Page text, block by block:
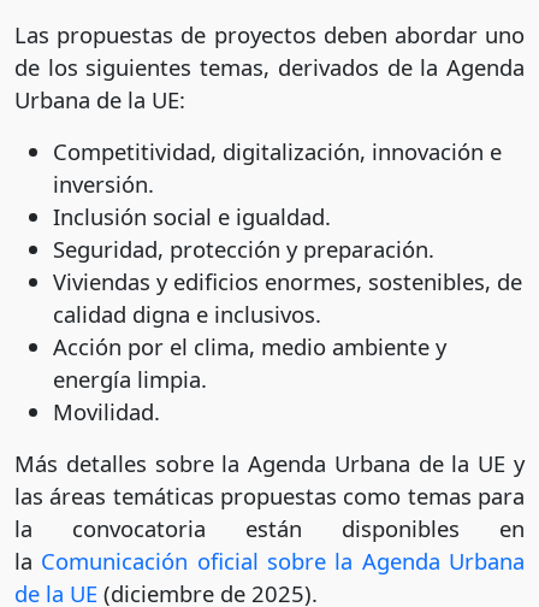
Las propuestas de proyectos deben abordar uno
de los siguientes temas, derivados de la Agenda
Urbana de la UE:
Competitividad, digitalización, innovación e
inversión.
Inclusión social e igualdad.
Seguridad, protección y preparación.
Viviendas y edificios enormes, sostenibles, de
calidad digna e inclusivos.
Acción por el clima, medio ambiente y
energía limpia.
Movilidad.
Más detalles sobre la Agenda Urbana de la UE y
las áreas temáticas propuestas como temas para
la convocatoria están disponibles en
la Comunicación oficial sobre la Agenda Urbana
de la UE (diciembre de 2025).